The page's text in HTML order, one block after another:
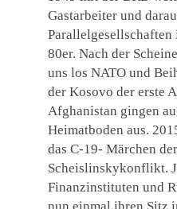
Gastarbeiter und
Parallelgesellschaften
80er. Nach der
uns los NATO und
der Kosovo der erste
Afghanistan gingen
Heimatboden aus.
das C-19- Märchen
Scheislinskykonflikt.
Finanzinstituten und